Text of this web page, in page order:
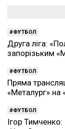
ФУТБОЛ
Друга ліга:
запорізьким
ФУТБОЛ
Пряма
«Металург» на
ФУТБОЛ
Ігор